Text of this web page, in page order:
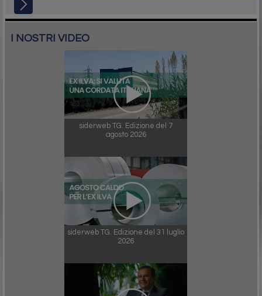
I NOSTRI VIDEO
siderweb TG. Edizione del 7
agosto 2026
siderweb TG. Edizione del 31 luglio
2026